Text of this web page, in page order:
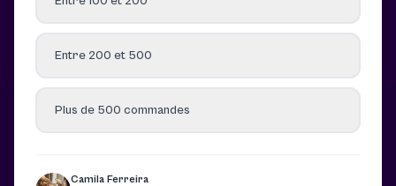
Entre 200 et 500
Plus de 500 commandes
Camila Ferreira